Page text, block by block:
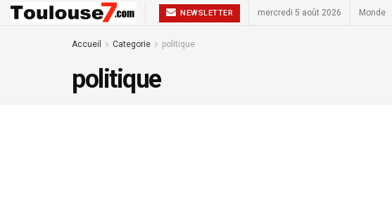
NEWSLETTER mercredi 5 août 2026 Monde
Accueil Categorie politique
politique